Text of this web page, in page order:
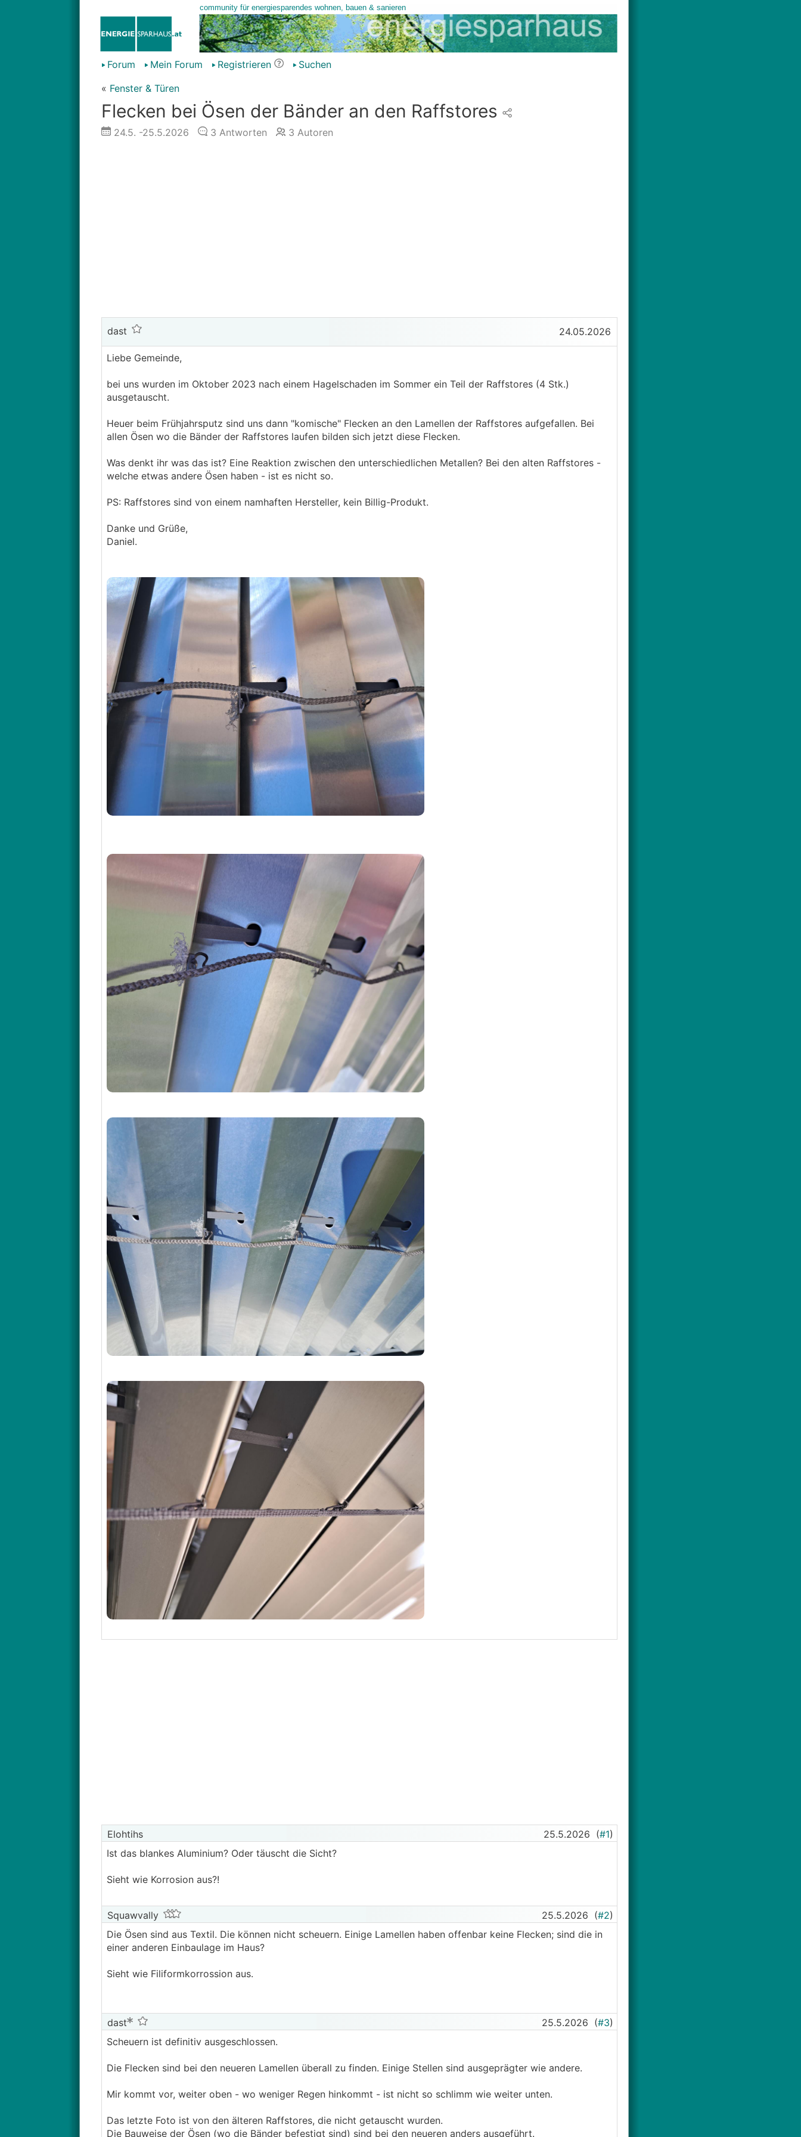
Forum Mein Forum Registrieren
Suchen
« Fenster & Türen
Flecken bei Ösen der Bänder an den Raffstores
24.5. -25.5.2026 3 Antworten 3 Autoren
dast 24.05.2026
Liebe Gemeinde,
bei uns wurden im Oktober 2023 nach einem Hagelschaden im Sommer ein Teil der Raffstores (4 Stk.)
ausgetauscht.
Heuer beim Frühjahrsputz sind uns dann "komische" Flecken an den Lamellen der Raffstores aufgefallen. Bei
allen Ösen wo die Bänder der Raffstores laufen bilden sich jetzt diese Flecken.
Was denkt ihr was das ist? Eine Reaktion zwischen den unterschiedlichen Metallen? Bei den alten Raffstores -
welche etwas andere Ösen haben - ist es nicht so.
PS: Raffstores sind von einem namhaften Hersteller, kein Billig-Produkt.
Danke und Grüße,
Daniel.
Elohtihs 25.5.2026 (#1)
Ist das blankes Aluminium? Oder täuscht die Sicht?
Sieht wie Korrosion aus?!
Squawvally 25.5.2026 (#2)
Die Ösen sind aus Textil. Die können nicht scheuern. Einige Lamellen haben offenbar keine Flecken; sind die in
einer anderen Einbaulage im Haus?
Sieht wie Filiformkorrossion aus.
dast 25.5.2026 (#3)
Scheuern ist definitiv ausgeschlossen.
Die Flecken sind bei den neueren Lamellen überall zu finden. Einige Stellen sind ausgeprägter wie andere.
Mir kommt vor, weiter oben - wo weniger Regen hinkommt - ist nicht so schlimm wie weiter unten.
Das letzte Foto ist von den älteren Raffstores, die nicht getauscht wurden.
Die Bauweise der Ösen (wo die Bänder befestigt sind) sind bei den neueren anders ausgeführt.